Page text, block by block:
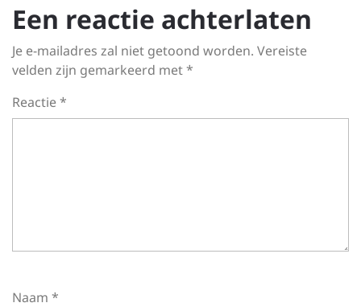
Een reactie achterlaten
Je e-mailadres zal niet getoond worden. Vereiste
velden zijn gemarkeerd met*
Reactie*
Naam *